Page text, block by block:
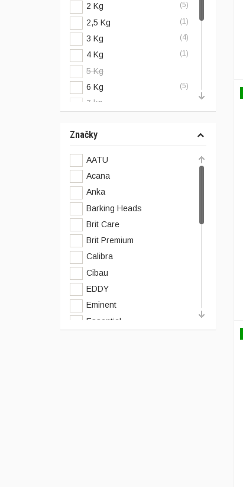
2 Kg (5)
2,5 Kg (1)
3 Kg (4)
4 Kg (1)
5 Kg
6 Kg
(5)
7 kg
10 Kg
Značky
AATU
Acana
Anka
Barking Heads
Brit Care
Brit Premium
Calibra
Cibau
EDDY
Eminent
Essential